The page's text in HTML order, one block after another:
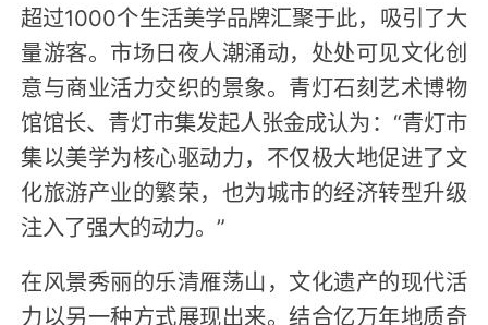
超过1000个生活美学品牌汇聚于此，吸引了大
量游客。市场日夜人潮涌动，处处可见文化创
意与商业活力交织的景象。青灯石刻艺术博物
馆馆长、青灯市集发起人张金成认为：“青灯市
集以美学为核心驱动力，不仅极大地促进了文
化旅游产业的繁荣，也为城市的经济转型升级
注入了强大的动力。”
在风景秀丽的乐清雁荡山，文化遗产的现代活
力以另一种方式展现出来。结合亿万年地质奇